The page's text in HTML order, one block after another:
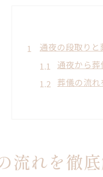
通夜の段取り
通夜から
葬儀の流
通夜の段
八王子で安心
八王子での
流れを徹